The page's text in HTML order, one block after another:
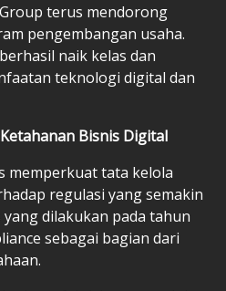
terus mendorong
pengembangan usaha.
naik kelas dan
teknologi digital dan
Bisnis Digital
memperkuat tata kelola
regulasi yang semakin
dilakukan pada tahun
sebagai bagian dari